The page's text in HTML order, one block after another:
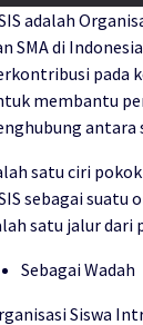
adalah
SMA di
pada
membantu
antara
satu ciri
sebagai suatu
satu jalur dari
Sebagai Wadah
Siswa